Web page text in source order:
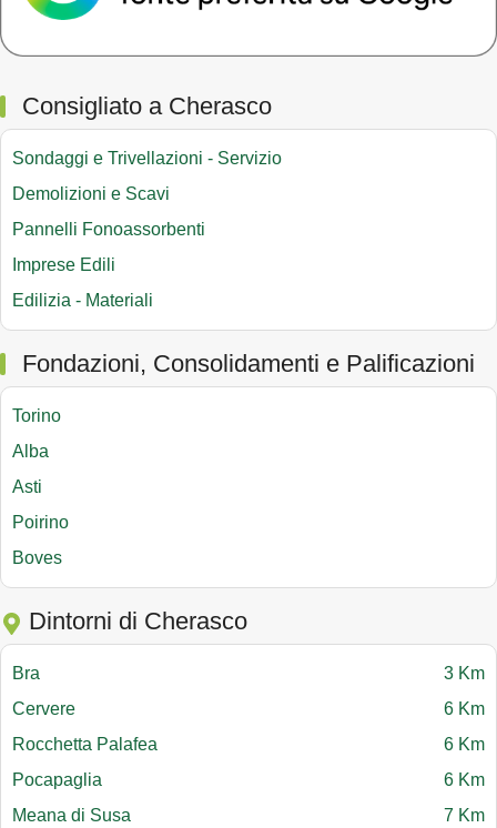
Consigliato a Cherasco
Sondaggi e Trivellazioni - Servizio
Demolizioni e Scavi
Pannelli Fonoassorbenti
Imprese Edili
Edilizia - Materiali
Fondazioni, Consolidamenti e Palificazioni
Torino
Alba
Asti
Poirino
Boves
Dintorni di Cherasco
Bra
3 Km
Cervere
6 Km
Rocchetta Palafea
6 Km
Pocapaglia
6 Km
Meana di Susa
7 Km